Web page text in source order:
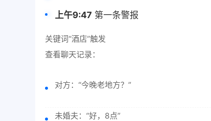
上午9:47 第一条警报
关键词“酒店”触发
查看聊天记录：
对方：“今晚老地方？”
未婚夫：“好，8点”